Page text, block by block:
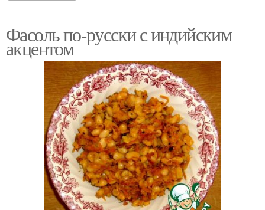
Фасоль по-русски с индийским
акцентом